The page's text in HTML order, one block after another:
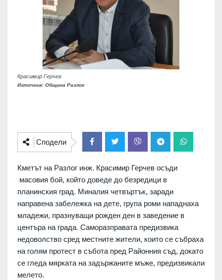
Красимир Герчев
Източник: Община Разлог
Сподели
Кметът на Разлог инж. Красимир Герчев осъди
масовия бой, който доведе до безредици в
планинския град. Миналия четвъртък, заради
направена забележка на дете, група роми нападнаха
младежи, празнуващи рожден ден в заведение в
центъра на града. Саморазправата предизвика
недоволство сред местните жители, които се събраха
на голям протест в събота пред Районния съд, докато
се гледа мярката на задържаните мъже, предизвикали
мелето.